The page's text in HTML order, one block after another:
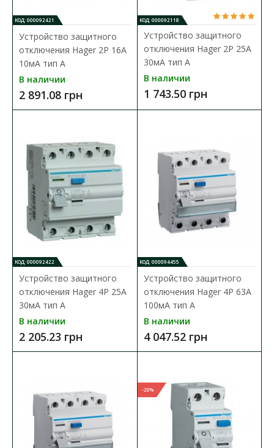
тип A
Доступность: В наличии
Дифференциальный автоматический выключатель
представляет собой уникальное устройство, в котором одно..
2 945.68 грн
В закладки
КОД: 000092421
Устройство защитного
отключения Hager 2P 16A
10мA тип A
В наличии
2 891.08 грн
КОД: 000092118
Устройство защитного
отключения Hager 2P 25A
30мA тип A
В наличии
1 743.50 грн
КОД: 000092422
Устройство защитного
отключения Hager 4P 25A
30мA тип A
В наличии
2 205.23 грн
КОД: 000094455
Устройство защитного
отключения Hager 4P 63A
100мA тип A
В наличии
4 047.52 грн
-20%